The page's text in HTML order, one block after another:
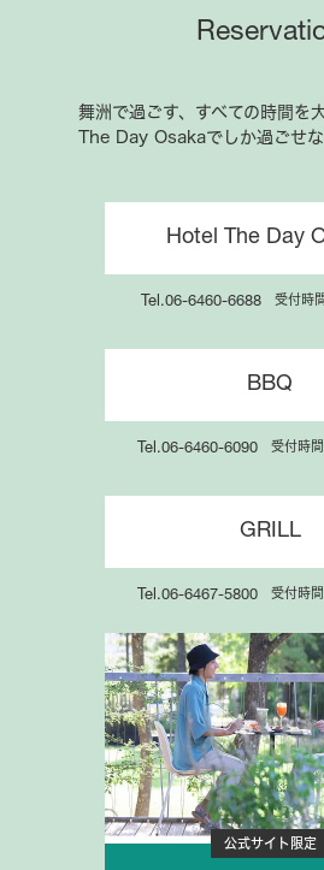
会員サービスの
舞洲で過ごす、すべての時間を
The Day Osakaでしか過ごせな
Hotel The Day
Tel.06-6460-6688 受付時
BBQ
Tel.06-6460-6090 受付時
GRILL
Tel.06-6467-5800 受付時
公式サイト限定